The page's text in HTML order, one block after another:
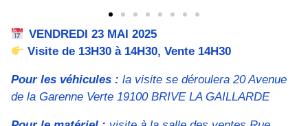
VENDREDI 23 MAI 2025
Visite de 13H30 à 14H30, Vente 14H30
Pour les véhicules : la visite se déroulera 20 Avenue
de la Garenne Verte 19100 BRIVE LA GAILLARDE